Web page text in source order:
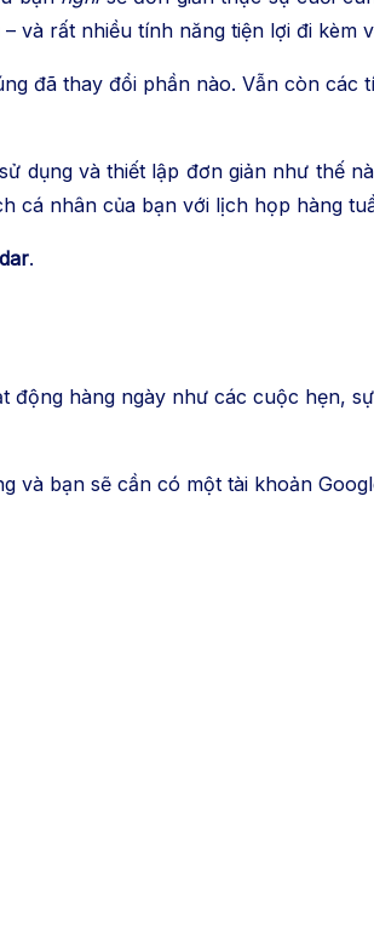
và rất nhiều tính năng tiện lợi đi kèm
đã thay đổi phần nào. Vẫn còn các
dụng và thiết lập đơn giản như thế
cá nhân của bạn với lịch họp hàng
.
động hàng ngày như các cuộc hẹn,
bạn sẽ cần có một tài khoản